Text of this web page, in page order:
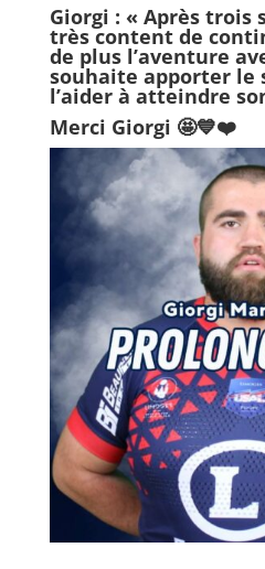
Giorgi : « Après trois
très content de
de plus l’aventure
souhaite apporter le
l’aider à atteindre
Merci Giorgi 🤩💙❤️